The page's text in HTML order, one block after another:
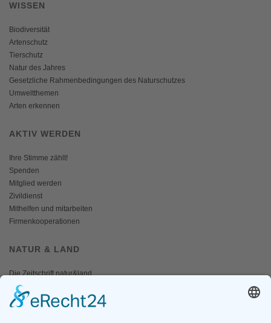
WISSEN
Biodiversität
Artenschutz
Tierschutz
Natur des Jahres
Gesetzliche Rahmenbedingungen des Naturschutzes
Umweltthemen
Arten erkennen
AKTIV WERDEN
Ihre Stimme zählt!
Spenden
Mitglied werden
Zivildienst
Mithelfen und mitarbeiten
Firmenkooperationen
NATUR & LAND
Die Zeitschrift natur&land
Archiv
Mediadaten